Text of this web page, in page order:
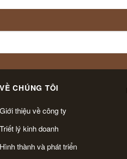
VỀ CHÚNG TÔI
Giới thiệu về công ty
Triết lý kinh doanh
Hình thành và phát triển